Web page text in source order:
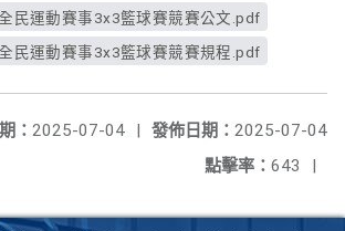
民運動賽事3x3籃球賽競賽公文.pdf
民運動賽事3x3籃球賽競賽規程.pdf
發佈日期： 2025-07-04
： 2025-07-04
|
點擊率： 643 |